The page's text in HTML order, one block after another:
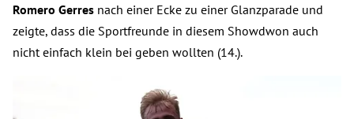
Romero Gerres nach einer Ecke zu einer Glanzparade und
zeigte, dass die Sportfreunde in diesem Showdwon auch
nicht einfach klein bei geben wollten (14.).